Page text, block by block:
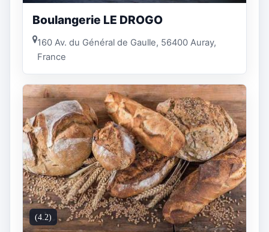
Boulangerie LE DROGO
160 Av. du Général de Gaulle, 56400 Auray,
France
(4.2)